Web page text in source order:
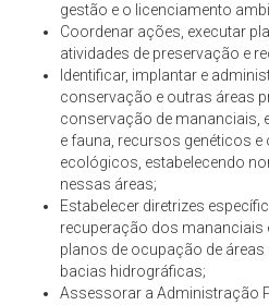
gestão e o licenciamento
Coordenar ações, executar
atividades de preservação e
Identificar, implantar e
conservação e outras áreas
conservação de mananciais,
e fauna, recursos genéticos e
ecológicos, estabelecendo
nessas áreas;
Estabelecer diretrizes
recuperação dos mananciais
planos de ocupação de áreas
bacias hidrográficas;
Assessorar a Administração